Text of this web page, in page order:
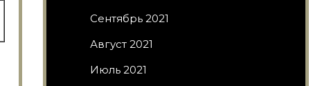
Сентябрь 2021
Август 2021
Июль 2021